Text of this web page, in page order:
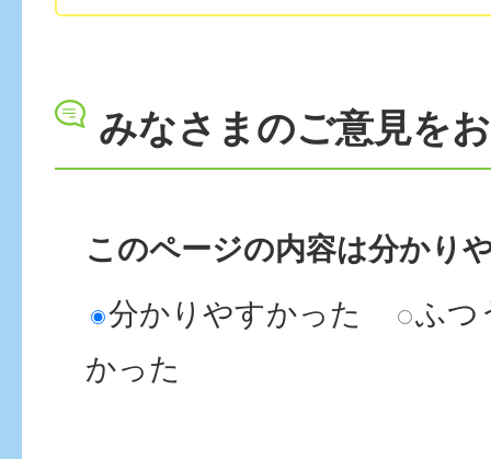
みなさまのご意見を
このページの内容は分かり
分かりやすかった
ふつ
かった